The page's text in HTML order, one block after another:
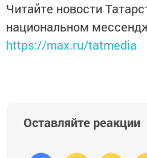
Читайте новости
национальном
https://max.ru/tatmedia
Оставляйте реакции